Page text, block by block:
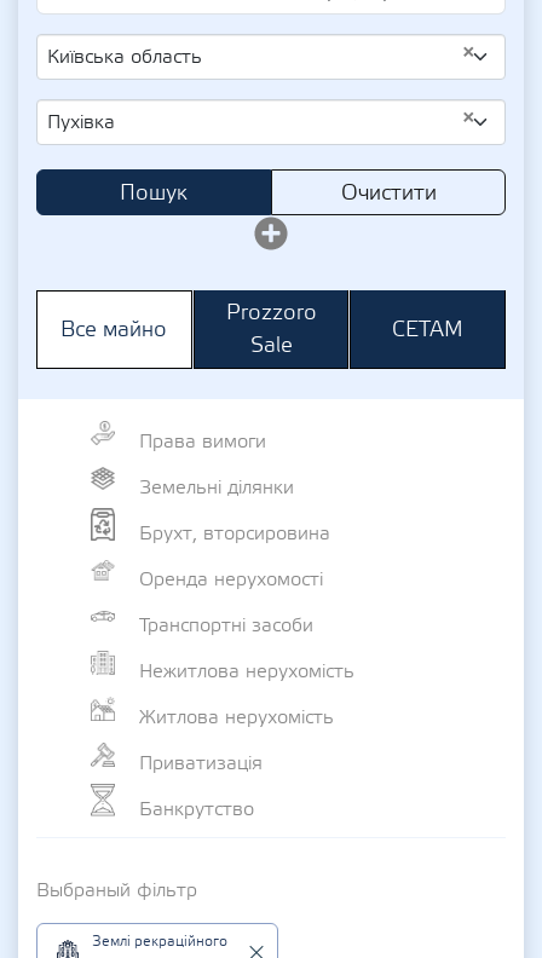
×
Київська область
×
Пухівка
Пошук Очистити
Все майно
Prozzoro
Sale
СЕТАМ
Права вимоги
Земельні ділянки
Брухт, вторсировина
Оренда нерухомості
Транспортні засоби
Нежитлова нерухомість
Житлова нерухомість
Приватизація
Банкрутство
Выбраный фільтр
Землі рекраційного